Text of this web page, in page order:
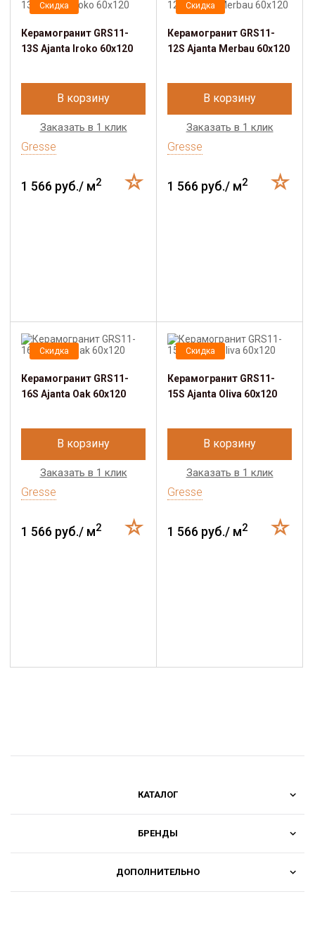
Скидка
Керамогранит GRS11-
13S Ajanta Iroko 60х120
В корзину
Заказать в 1 клик
Gresse
1 566 руб./ м2
Скидка
Керамогранит GRS11-
12S Ajanta Merbau 60х120
В корзину
Заказать в 1 клик
Gresse
1 566 руб./ м2
Скидка
Керамогранит GRS11-
16S Ajanta Oak 60х120
В корзину
Заказать в 1 клик
Gresse
1 566 руб./ м2
Скидка
Керамогранит GRS11-
15S Ajanta Oliva 60х120
В корзину
Заказать в 1 клик
Gresse
1 566 руб./ м2
КАТАЛОГ
БРЕНДЫ
ДОПОЛНИТЕЛЬНО